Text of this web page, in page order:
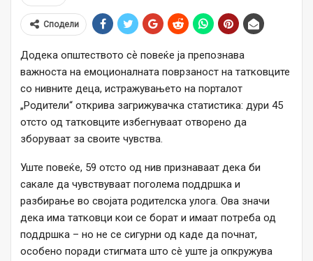
Сподели
Додека општеството сѐ повеќе ја препознава
важноста на емоционалната поврзаност на татковците
со нивните деца, истражувањето на порталот
„Родители“ открива загрижувачка статистика: дури 45
отсто од татковците избегнуваат отворено да
зборуваат за своите чувства.
Уште повеќе, 59 отсто од нив признаваат дека би
сакале да чувствуваат поголема поддршка и
разбирање во својата родителска улога. Ова значи
дека има татковци кои се борат и имаат потреба од
поддршка – но не се сигурни од каде да почнат,
особено поради стигмата што сè уште ја опкружува